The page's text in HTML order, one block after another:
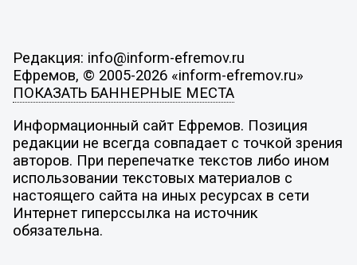
Редакция: info@inform-efremov.ru
Ефремов, © 2005-2026 «inform-efremov.ru»
ПОКАЗАТЬ БАННЕРНЫЕ МЕСТА
Информационный сайт Ефремов. Позиция
редакции не всегда совпадает с точкой зрения
авторов. При перепечатке текстов либо ином
использовании текстовых материалов с
настоящего сайта на иных ресурсах в сети
Интернет гиперссылка на источник
обязательна.